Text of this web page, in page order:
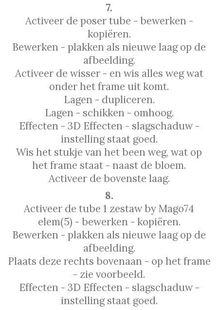
7.
Activeer de poser tube - bewerken -
kopiëren.
Bewerken - plakken als nieuwe laag op de
afbeelding.
Activeer de wisser - en wis alles weg wat
onder het frame uit komt.
Lagen - dupliceren.
Lagen - schikken - omhoog.
Effecten - 3D Effecten - slagschaduw -
instelling staat goed.
Wis het stukje van het been weg, wat op
het frame staat - naast de bloem.
Activeer de bovenste laag.
8.
Activeer de tube 1 zestaw by Mago74
elem(5) - bewerken - kopiëren.
Bewerken - plakken als nieuwe laag op de
afbeelding.
Plaats deze rechts bovenaan - op het frame
- zie voorbeeld.
Effecten - 3D Effecten - slagschaduw -
instelling staat goed.